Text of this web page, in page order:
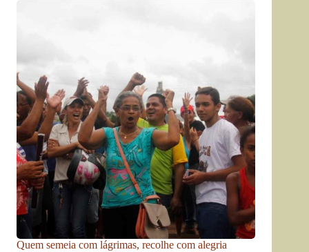
Quem semeia com lágrimas, recolhe com alegria